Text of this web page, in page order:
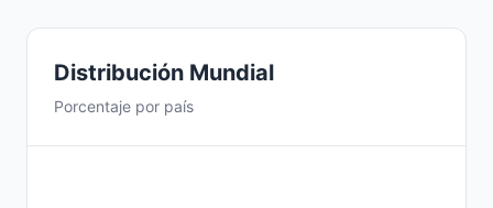
Distribución Mundial
Porcentaje por país